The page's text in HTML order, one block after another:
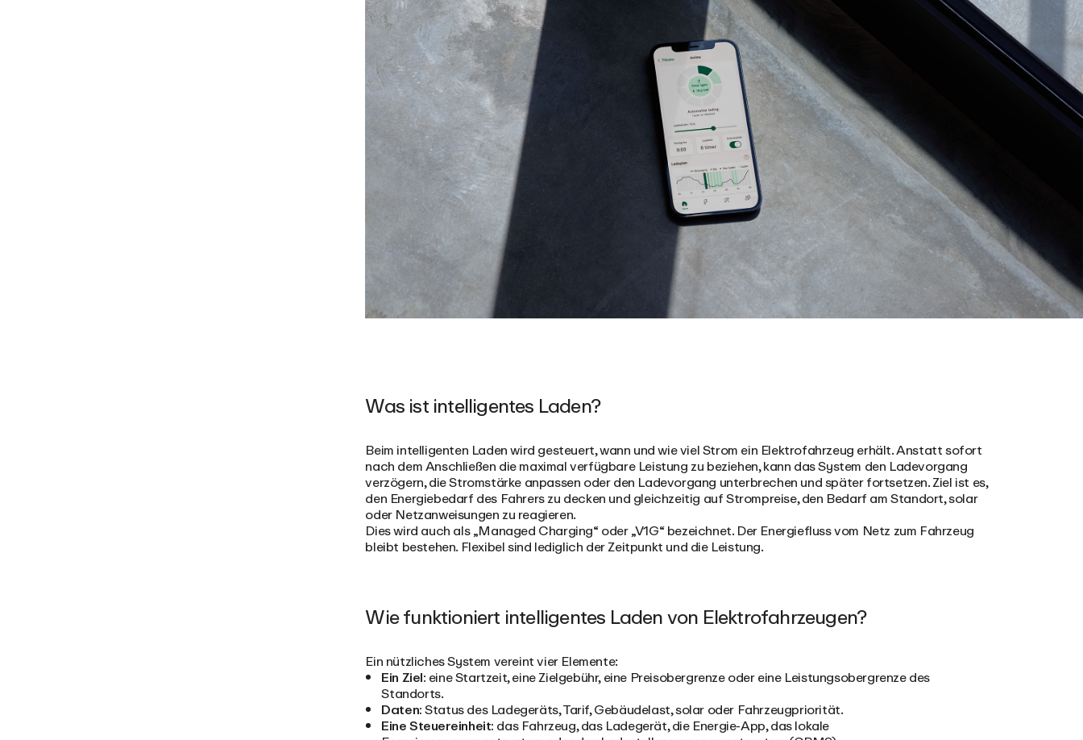
Was ist intelligentes Laden?
Beim intelligenten Laden wird gesteuert, wann und wie viel Strom ein Elektrofahrzeug erhält. Anstatt sofort
nach dem Anschließen die maximal verfügbare Leistung zu beziehen, kann das System den Ladevorgang
verzögern, die Stromstärke anpassen oder den Ladevorgang unterbrechen und später fortsetzen. Ziel ist es,
den Energiebedarf des Fahrers zu decken und gleichzeitig auf Strompreise, den Bedarf am Standort, solar
oder Netzanweisungen zu reagieren.
Dies wird auch als „Managed Charging“ oder „V1G“ bezeichnet. Der Energiefluss vom Netz zum Fahrzeug
bleibt bestehen. Flexibel sind lediglich der Zeitpunkt und die Leistung.
Wie funktioniert intelligentes Laden von Elektrofahrzeugen?
Ein nützliches System vereint vier Elemente:
Ein Ziel:eine Startzeit, eine Zielgebühr, eine Preisobergrenze oder eine Leistungsobergrenze des
Standorts.
Daten:Status des Ladegeräts, Tarif, Gebäudelast, solar oder Fahrzeugpriorität.
Eine Steuereinheit:das Fahrzeug, das Ladegerät, die Energie-App, das lokale